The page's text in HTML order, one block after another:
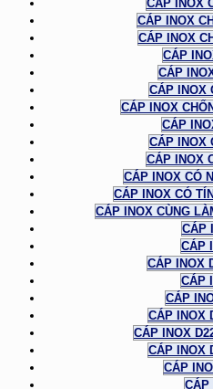
CÁP INOX
CÁP INOX
CÁP INOX
CÁP
CÁP
CÁP INOX
CÁP INOX
CÁP
CÁP INOX
CÁP INOX
CÁP INOX CÓ
CÁP INOX CÓ
CÁP INOX CÙNG
CÁP
CÁP
CÁP INOX
CÁP
CÁP
CÁP INOX
CÁP INOX
CÁP INOX
CÁP
CÁP